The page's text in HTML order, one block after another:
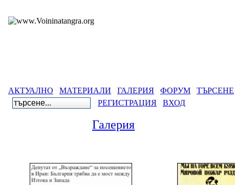
АКТУАЛНО МАТЕРИАЛИ ГАЛЕРИЯ ФОРУМ
ТЪРСЕНЕ
РЕГИСТРАЦИЯ
ВХОД
Галерия